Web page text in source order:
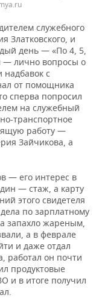
служебного
Златковского, и
день — «По 4, 5,
— лично вопросы о
надбавок с
от помощника
сперва попросил
на служебный
транспортное
работу —
Зайчикова, а
— его интерес в
— стаж, а карту
этого свидетеля
по зарплатному
запахло жареным,
а в феврале
и даже отдал
работал он почти
продуктовые
и в итоге получил